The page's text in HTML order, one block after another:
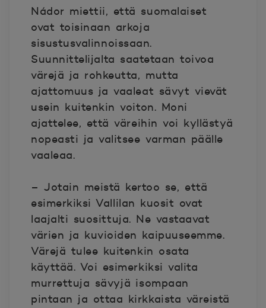
Nádor miettii, että suomalaiset
ovat toisinaan arkoja
sisustusvalinnoissaan.
Suunnittelijalta saatetaan toivoa
värejä ja rohkeutta, mutta
ajattomuus ja vaaleat sävyt vievät
usein kuitenkin voiton. Moni
ajattelee, että väreihin voi kyllästyä
nopeasti ja valitsee varman päälle
vaaleaa.
– Jotain meistä kertoo se, että
esimerkiksi Vallilan kuosit ovat
laajalti suosittuja. Ne vastaavat
värien ja kuvioiden kaipuuseemme.
Värejä tulee kuitenkin osata
käyttää. Voi esimerkiksi valita
murrettuja sävyjä isompaan
pintaan ja ottaa kirkkaista väreistä